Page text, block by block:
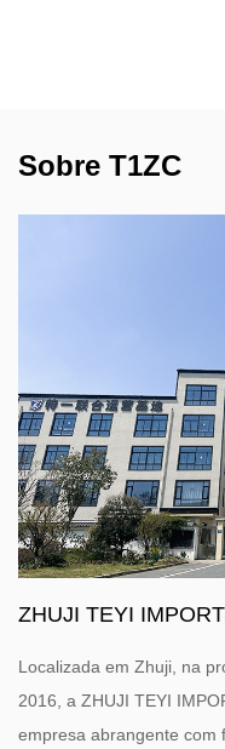
Sobre T1ZC
ZHUJI TEYI
Localizada em Zhuji, na
2016, a ZHUJI TEYI
empresa abrangente com